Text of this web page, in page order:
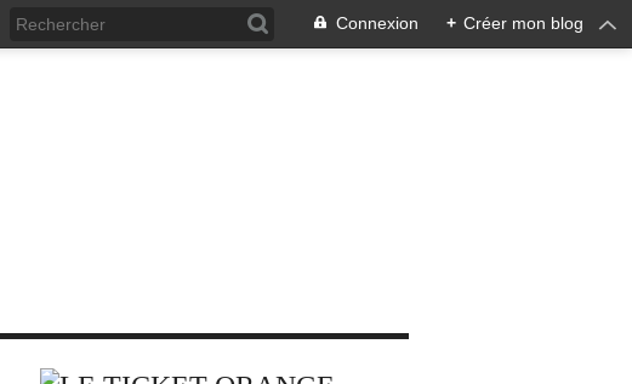
Connexion + Créer mon blog